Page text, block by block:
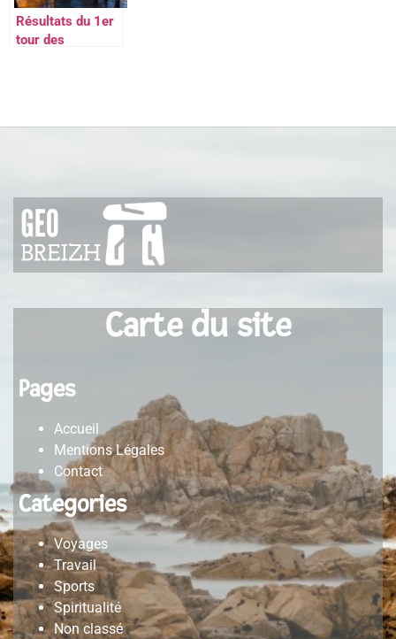
Midi
Résultats du 1er
tour des
politiques par
Carte du site
Pages
Accueil
Mentions Légales
Contact
Categories
Voyages
Travail
Sports
Spiritualité
Non classé